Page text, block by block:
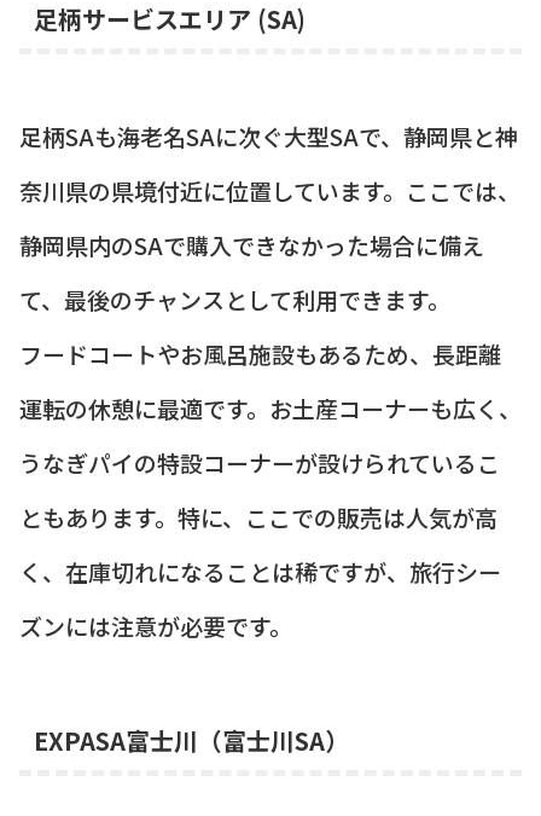
足柄サービスエリア (SA)
足柄SAも海老名SAに次ぐ大型SAで、静岡県と神
奈川県の県境付近に位置しています。ここでは、
静岡県内のSAで購入できなかった場合に備え
て、最後のチャンスとして利用できます。
フードコートやお風呂施設もあるため、長距離
運転の休憩に最適です。お土産コーナーも広く、
うなぎパイの特設コーナーが設けられているこ
ともあります。特に、ここでの販売は人気が高
く、在庫切れになることは稀ですが、旅行シー
ズンには注意が必要です。
EXPASA富士川（富士川SA）